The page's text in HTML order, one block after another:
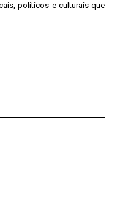
políticos e culturais que